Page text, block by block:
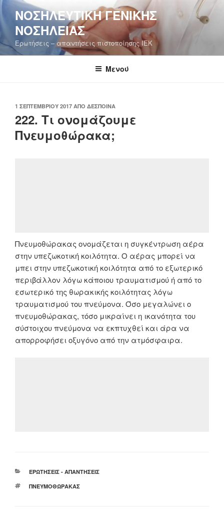
Μετάβαση
στο
περιεχόμενο
ΝΟΣΗΛΕΥΤΙΚΉ ΓΕΝΙΚΉΣ
ΝΟΣΗΛΕΊΑΣ
Ερωτήσεις – απαντήσεις πιστοποίησης ΙΕΚ
Μενού
ΔΗΜΟΣΙΕΎΤΗΚΕ
ΣΤΙΣ
1 ΣΕΠΤΕΜΒΡΊΟΥ 2017 ΑΠΌ ΔΈΣΠΟΙΝΑ
222. Τι ονομάζουμε
Πνευμοθώρακα;
Πνευμοθώρακας ονομάζεται η συγκέντρωση αέρα
στην υπεζωκοτική κοιλότητα. O αέρας μπορεί να
μπει στην υπεζωκοτική κοιλότητα από το εξωτερικό
περιβάλλον λόγω κάποιου τραυματισμού ή από το
εσωτερικό της θωρακικής κοιλότητας λόγω
τραυματισμού του πνεύμονα. Όσο μεγαλώνει ο
πνευμοθώρακας, τόσο μικραίνει η ικανότητα του
σύστοιχου πνεύμονα να εκπτυχθεί και άρα να
απορροφήσει οξυγόνο από την ατμόσφαιρα.
ΚΑΤΗΓΟΡΊΕΣ
ΕΡΩΤΉΣΕΙΣ - ΑΠΑΝΤΉΣΕΙΣ
ΕΤΙΚΈΤΕΣ
ΠΝΕΥΜΟΘΏΡΑΚΑΣ